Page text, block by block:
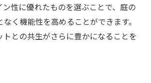
ン性に優れたものを選ぶことで、庭の
く機能性を高めることができます。
トとの共生がさらに豊かになることを